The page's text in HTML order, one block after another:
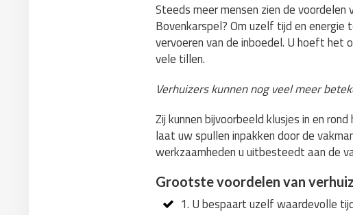
Steeds meer mensen zien de voordelen
Bovenkarspel? Om uzelf tijd en energie
vervoeren van de inboedel. U hoeft het
vele tillen.
Verhuizers kunnen nog veel meer
Zij kunnen bijvoorbeeld klusjes in en
laat uw spullen inpakken door de
werkzaamheden u uitbesteedt aan de
Grootste voordelen van
1. U bespaart uzelf waardevolle